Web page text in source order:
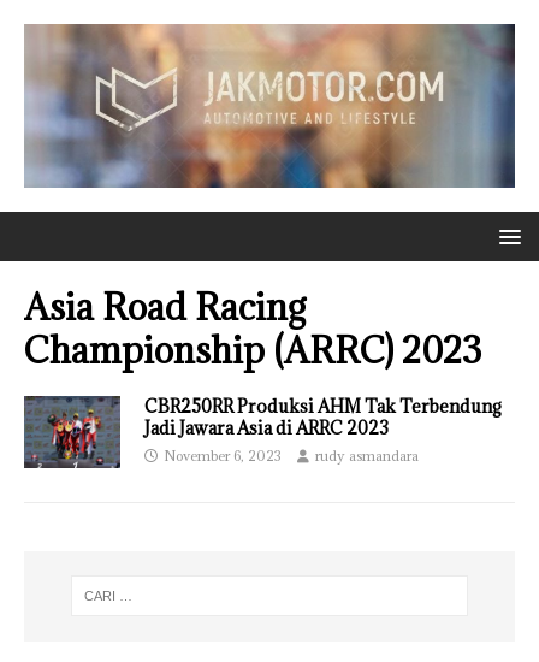
Asia Road Racing
Championship (ARRC) 2023
CBR250RR Produksi AHM Tak Terbendung
Jadi Jawara Asia di ARRC 2023
November 6, 2023 rudy asmandara